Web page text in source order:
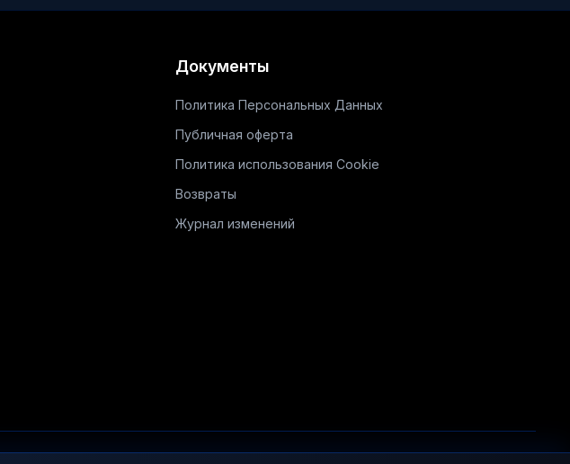
Документы
Политика Персональных Данных
Публичная оферта
Политика использования Cookie
Возвраты
Журнал изменений